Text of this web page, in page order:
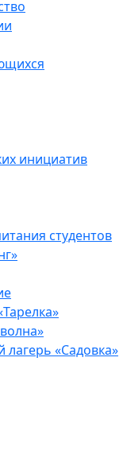
инициатив
студентов
«Садовка»